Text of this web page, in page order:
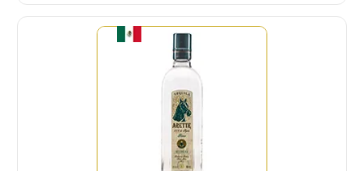
Quantité